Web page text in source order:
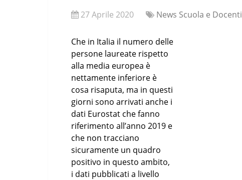
27 Aprile 2020 News Scuola e Docenti
Che in Italia il numero delle
persone laureate rispetto
alla media europea è
nettamente inferiore è
cosa risaputa, ma in questi
giorni sono arrivati anche i
dati Eurostat che fanno
riferimento all’anno 2019 e
che non tracciano
sicuramente un quadro
positivo in questo ambito,
i dati pubblicati a livello